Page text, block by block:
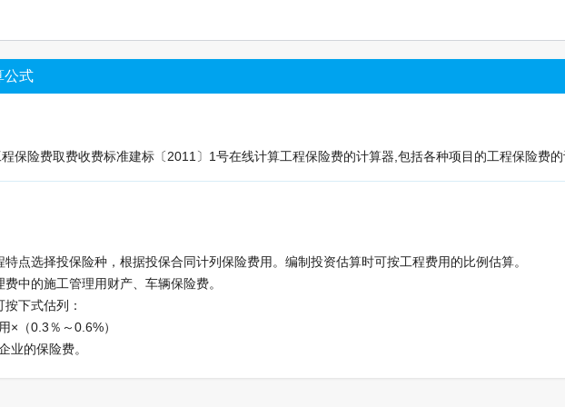
公式
保险费取费收费标准建标〔2011〕1号在线计算工程保险费的计算器,包括各种项目的工程保险费
点选择投保险种，根据投保合同计列保险费用。编制投资估算时可按工程费用的比例估算。
中的施工管理用财产、车辆保险费。
下式估列：
×（0.3％～0.6%）
业的保险费。